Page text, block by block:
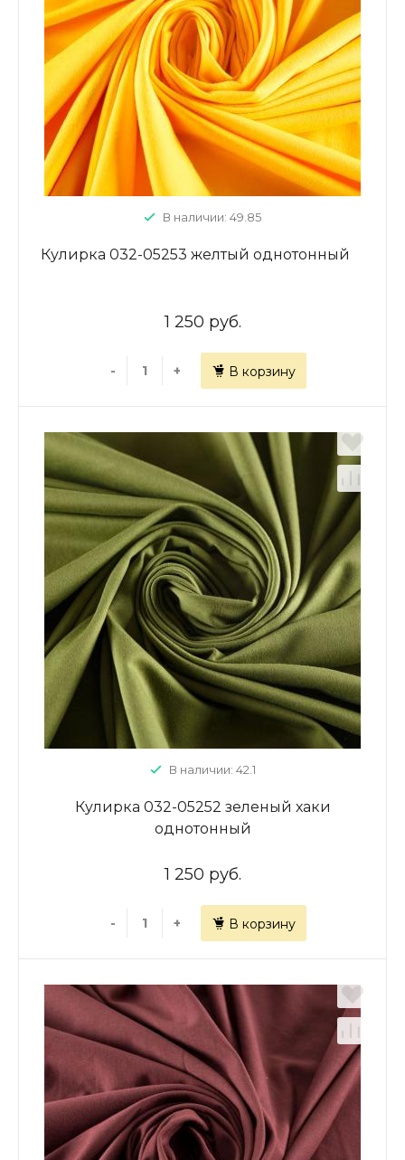
В наличии: 49.85
Кулирка 032-05253 желтый однотонный
1 250 руб.
- + В корзину
В наличии: 42.1
Кулирка 032-05252 зеленый хаки
однотонный
1 250 руб.
- + В корзину